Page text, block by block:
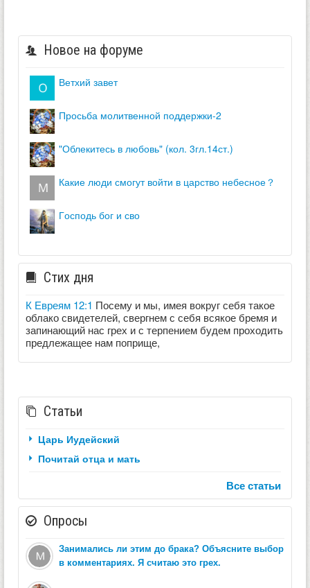
Новое на форуме
ветхий завет
просьба молитвенной поддержки-2
"облекитесь в любовь" (кол. 3гл.14ст.)
какие люди смогут войти в царство небесное？
господь бог и сво
Стих дня
К Евреям 12:1 Посему и мы, имея вокруг себя такое
облако свидетелей, свергнем с себя всякое бремя и
запинающий нас грех и с терпением будем проходить
предлежащее нам поприще,
Статьи
Царь Иудейский
Почитай отца и мать
Все статьи
Опросы
Занимались ли этим до брака? Объясните выбор
в комментариях. Я считаю это грех.